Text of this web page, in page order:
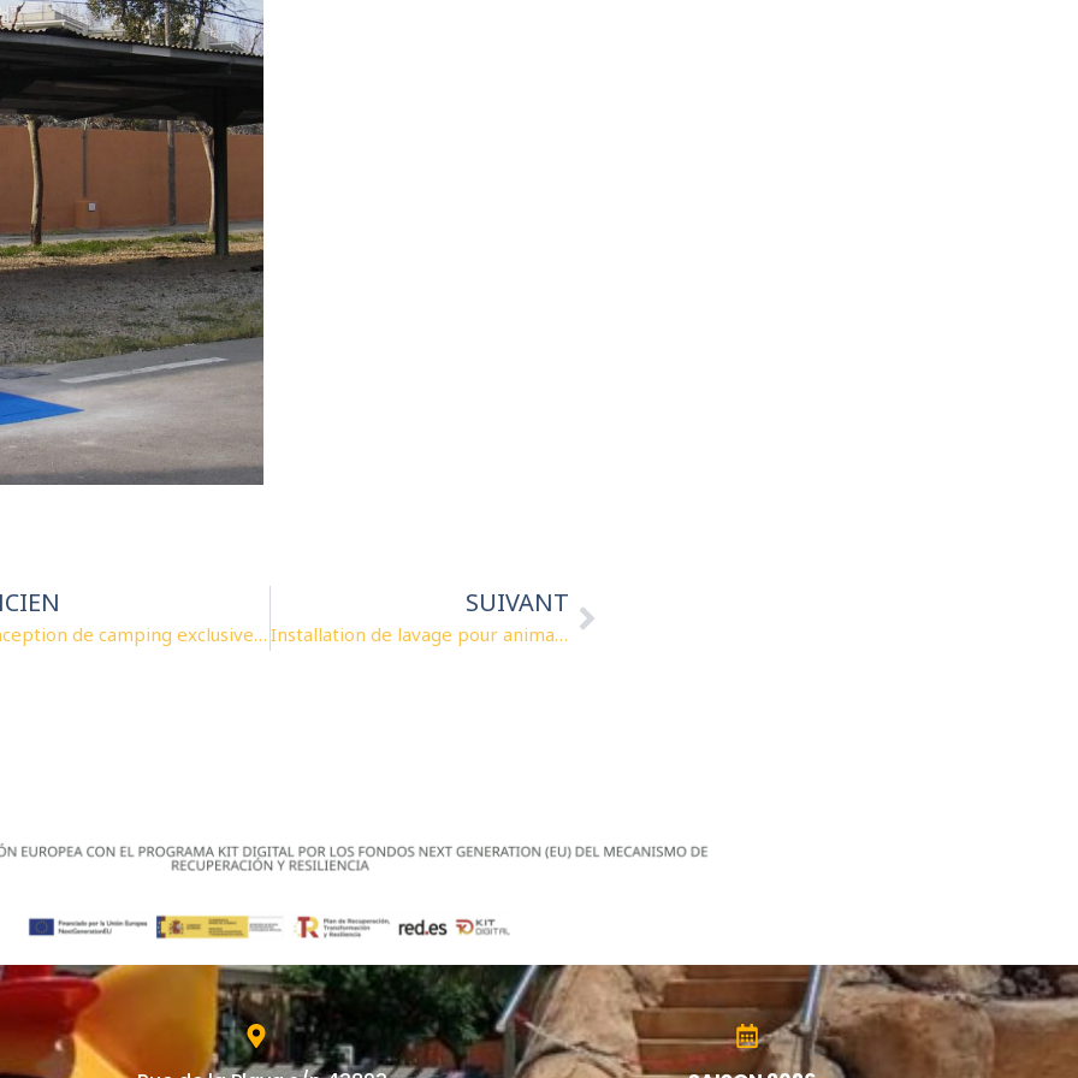
Conception de camping exclusive « QR »
SUIVANT
Installation de lavage pour animaux de compagnie